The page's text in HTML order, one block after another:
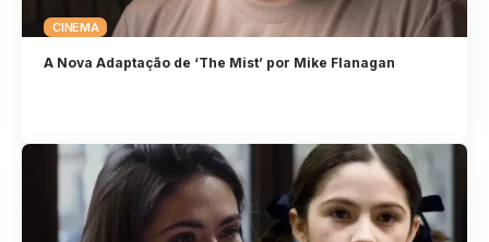
CINEMA
A Nova Adaptação de ‘The Mist’ por Mike Flanagan